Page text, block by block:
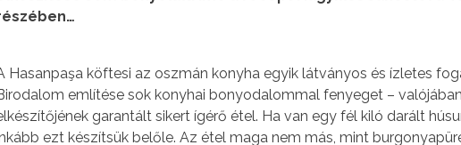
Hasanpaşa köftesi az oszmán konyha egyik látványos és ízletes
említése sok konyhai bonyodalommal fenyeget –
garantált sikert ígérő étel. Ha van egy fél kiló darált
ezt készítsük belőle. Az étel maga nem más, mint